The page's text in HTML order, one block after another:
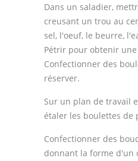
Dans un saladier,
creusant un trou au
sel, l'oeuf, le beurre,
Pétrir pour obtenir
Confectionner des
réserver.
Sur un plan de travail
étaler les boulettes de
Confectionner des
donnant la forme d'un